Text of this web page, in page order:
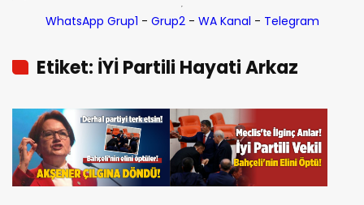
WhatsApp Grup1 - Grup2- WA Kanal - Telegram
Etiket: İYİ Partili Hayati Arkaz